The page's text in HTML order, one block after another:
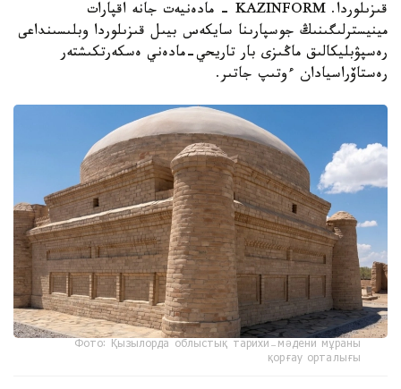
قىزىلوردا. KAZINFORM - مادەنيەت جانە اقپارات
مينيسترلىگىنىڭ جوسپارىنا سايكەس بيىل قىزىلوردا وبلىسىنداعى
رەسپۋبليكالىق ماڭىزى بار تاريحي-مادەني ەسكەرتكىشتەر
رەستاۆراسيادان ءوتىپ جاتىر.
Фото: Қызылорда облыстық тарихи-мәдени мұраны
қорғау орталығы